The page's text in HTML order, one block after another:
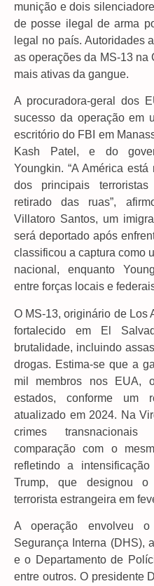
munição e dois
de posse ilegal de arma
legal no país. Autoridades
as operações da MS-13 na
mais ativas da gangue.
A procuradora-geral dos
sucesso da operação em
escritório do FBI em
Kash Patel, e do
Youngkin. “A América
dos principais
retirado das ruas”,
Villatoro Santos, um
será deportado após
classificou a captura como
nacional, enquanto
entre forças locais e
O MS-13, originário de Los
fortalecido em El
brutalidade, incluindo
drogas. Estima-se que a
mil membros nos EUA,
estados, conforme
atualizado em 2024. Na
crimes
comparação com o
refletindo a
Trump, que designou o
terrorista estrangeira em
A operação envolveu
Segurança Interna (DHS),
e o Departamento de
entre outros. O presidente